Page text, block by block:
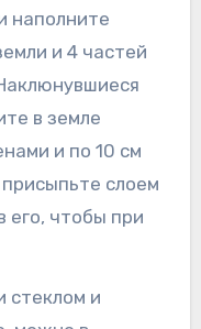
наполните
и 4 частей
в земле
и по 10 см
слоем
его, чтобы при
стеклом и